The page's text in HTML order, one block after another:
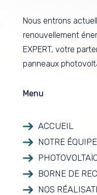
Nous entrons
renouvellement
EXPERT, votre
panneaux
Menu
ACCUEIL
NOTRE ÉQUIPE
BORNE DE
NOS